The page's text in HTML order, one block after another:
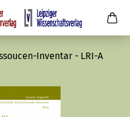
Inventar - LRI-A